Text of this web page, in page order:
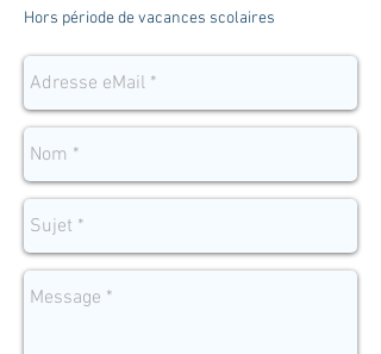
Hors période de vacances scolaires